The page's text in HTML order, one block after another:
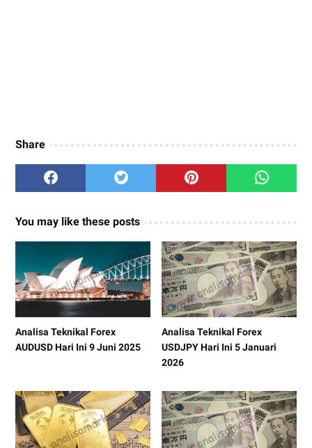
Share
You may like these posts
Analisa Teknikal Forex
AUDUSD Hari Ini 9 Juni 2025
Analisa Teknikal Forex
USDJPY Hari Ini 5 Januari
2026